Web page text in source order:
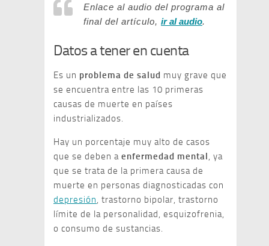
Enlace al audio del programa al
final del artículo, ir al audio.
Datos a tener en cuenta
Es un problema de salud muy grave que
se encuentra entre las 10 primeras
causas de muerte en países
industrializados.
Hay un porcentaje muy alto de casos
que se deben a enfermedad mental, ya
que se trata de la primera causa de
muerte en personas diagnosticadas con
depresión, trastorno bipolar, trastorno
límite de la personalidad, esquizofrenia,
o consumo de sustancias.